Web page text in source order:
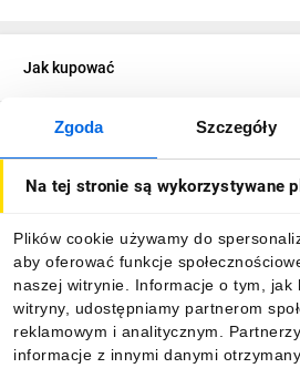
Zgoda Szczegóły
Na tej stronie są wykorzystywane
Plików cookie używamy do
aby oferować funkcje
naszej witrynie. Informacje o tym, jak
witryny, udostępniamy partnerom
reklamowym i analitycznym.
informacje z innymi danymi
Jak kupować
O firmie
Informacje
Pobierz naszą